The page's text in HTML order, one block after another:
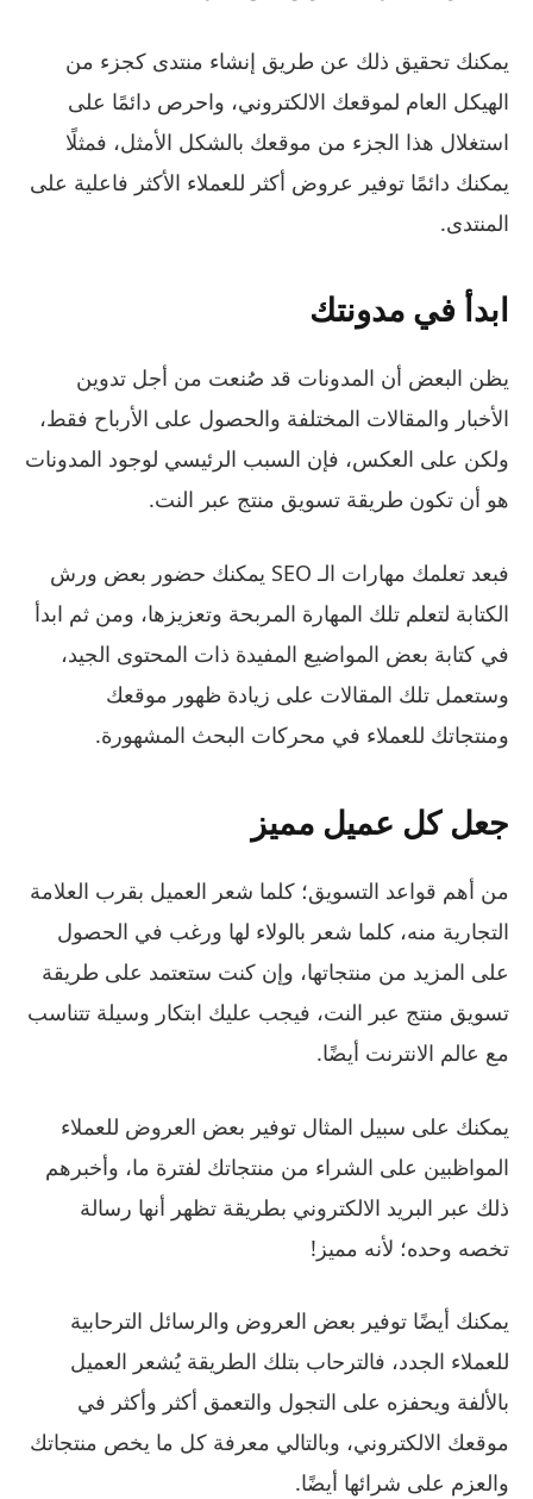
يمكنك تحقيق ذلك عن طريق إنشاء منتدى كجزء من
الهيكل العام لموقعك الالكتروني، واحرص دائمًا على
استغلال هذا الجزء من موقعك بالشكل الأمثل، فمثلًا
يمكنك دائمًا توفير عروض أكثر للعملاء الأكثر فاعلية على
المنتدى.
ابدأ في مدونتك
يظن البعض أن المدونات قد صُنعت من أجل تدوين
الأخبار والمقالات المختلفة والحصول على الأرباح فقط،
ولكن على العكس، فإن السبب الرئيسي لوجود المدونات
هو أن تكون طريقة تسويق منتج عبر النت.
فبعد تعلمك مهارات الـ SEO يمكنك حضور بعض ورش
الكتابة لتعلم تلك المهارة المربحة وتعزيزها، ومن ثم ابدأ
في كتابة بعض المواضيع المفيدة ذات المحتوى الجيد،
وستعمل تلك المقالات على زيادة ظهور موقعك
ومنتجاتك للعملاء في محركات البحث المشهورة.
جعل كل عميل مميز
من أهم قواعد التسويق؛ كلما شعر العميل بقرب العلامة
التجارية منه، كلما شعر بالولاء لها ورغب في الحصول
على المزيد من منتجاتها، وإن كنت ستعتمد على طريقة
تسويق منتج عبر النت، فيجب عليك ابتكار وسيلة تتناسب
مع عالم الانترنت أيضًا.
يمكنك على سبيل المثال توفير بعض العروض للعملاء
المواظبين على الشراء من منتجاتك لفترة ما، وأخبرهم
ذلك عبر البريد الالكتروني بطريقة تظهر أنها رسالة
تخصه وحده؛ لأنه مميز!
يمكنك أيضًا توفير بعض العروض والرسائل الترحابية
للعملاء الجدد، فالترحاب بتلك الطريقة يُشعر العميل
بالألفة ويحفزه على التجول والتعمق أكثر وأكثر في
موقعك الالكتروني، وبالتالي معرفة كل ما يخص منتجاتك
والعزم على شرائها أيضًا.